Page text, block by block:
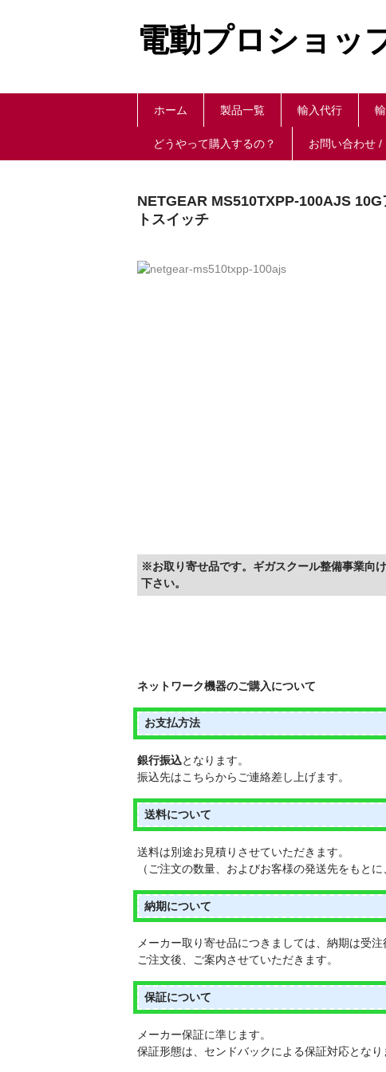
電動プロショッ
ホーム 製品一覧 輸入代行
どうやって購入するの？ お問い合わせ /
NETGEAR MS510TXPP-100AJS
トスイッチ
※お取り寄せ品です。ギガスクール整備事業向
下さい。
ネットワーク機器のご購入について
お支払方法
銀行振込となります。
振込先はこちらからご連絡差し上げます。
送料について
送料は別途お見積りさせていただきます。
（ご注文の数量、およびお客様の発送先をもとに
納期について
メーカー取り寄せ品につきましては、納期は受注
ご注文後、ご案内させていただきます。
保証について
メーカー保証に準じます。
保証形態は、センドバックによる保証対応となり